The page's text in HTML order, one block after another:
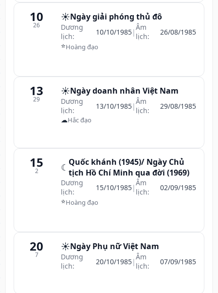
10
26
☀️Ngày giải phóng thủ đô
Dương
lịch:
10/10/1985|Âm
lịch:
26/08/1985
⭐Hoàng đạo
13
29
☀️Ngày doanh nhân Việt Nam
Dương
lịch:
13/10/1985|Âm
lịch:
29/08/1985
☁Hắc đạo
15
2 ☾ Quốc khánh (1945)/ Ngày Chủ
tịch Hồ Chí Minh qua đời (1969)
Dương
lịch:
15/10/1985|Âm
lịch:
02/09/1985
⭐Hoàng đạo
20
7
☀️Ngày Phụ nữ Việt Nam
Dương
lịch:
20/10/1985|Âm
lịch:
07/09/1985